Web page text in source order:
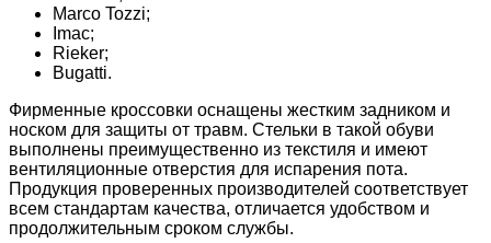
Marco Tozzi;
Imac;
Rieker;
Bugatti.
Фирменные кроссовки оснащены жестким задником и
носком для защиты от травм. Стельки в такой обуви
выполнены преимущественно из текстиля и имеют
вентиляционные отверстия для испарения пота.
Продукция проверенных производителей соответствует
всем стандартам качества, отличается удобством и
продолжительным сроком службы.